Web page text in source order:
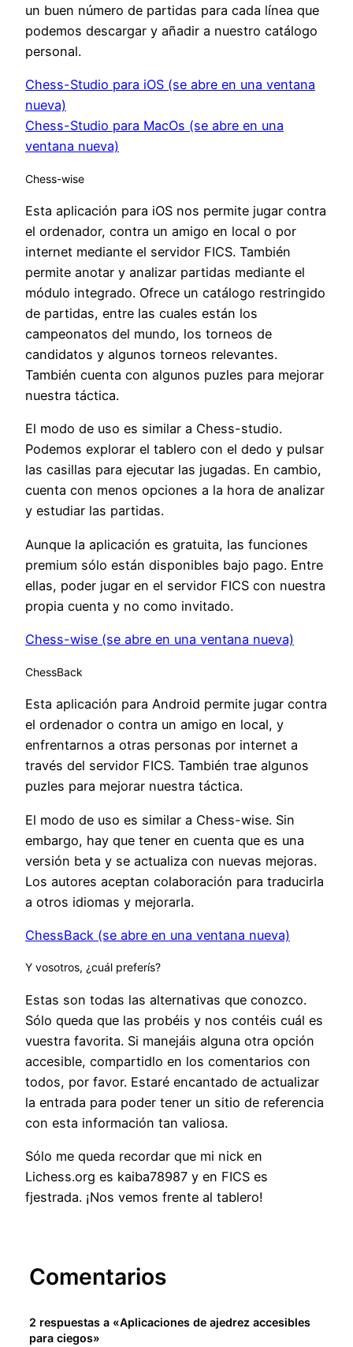
un buen número de partidas para cada línea que
podemos descargar y añadir a nuestro catálogo
personal.
Chess-Studio para iOS (se abre en una ventana
nueva)
Chess-Studio para MacOs (se abre en una
ventana nueva)
Chess-wise
Esta aplicación para iOS nos permite jugar contra
el ordenador, contra un amigo en local o por
internet mediante el servidor FICS. También
permite anotar y analizar partidas mediante el
módulo integrado. Ofrece un catálogo restringido
de partidas, entre las cuales están los
campeonatos del mundo, los torneos de
candidatos y algunos torneos relevantes.
También cuenta con algunos puzles para mejorar
nuestra táctica.
El modo de uso es similar a Chess-studio.
Podemos explorar el tablero con el dedo y pulsar
las casillas para ejecutar las jugadas. En cambio,
cuenta con menos opciones a la hora de analizar
y estudiar las partidas.
Aunque la aplicación es gratuita, las funciones
premium sólo están disponibles bajo pago. Entre
ellas, poder jugar en el servidor FICS con nuestra
propia cuenta y no como invitado.
Chess-wise (se abre en una ventana nueva)
ChessBack
Esta aplicación para Android permite jugar contra
el ordenador o contra un amigo en local, y
enfrentarnos a otras personas por internet a
través del servidor FICS. También trae algunos
puzles para mejorar nuestra táctica.
El modo de uso es similar a Chess-wise. Sin
embargo, hay que tener en cuenta que es una
versión beta y se actualiza con nuevas mejoras.
Los autores aceptan colaboración para traducirla
a otros idiomas y mejorarla.
ChessBack (se abre en una ventana nueva)
Y vosotros, ¿cuál preferís?
Estas son todas las alternativas que conozco.
Sólo queda que las probéis y nos contéis cuál es
vuestra favorita. Si manejáis alguna otra opción
accesible, compartidlo en los comentarios con
todos, por favor. Estaré encantado de actualizar
la entrada para poder tener un sitio de referencia
con esta información tan valiosa.
Sólo me queda recordar que mi nick en
Lichess.org es kaiba78987 y en FICS es
fjestrada. ¡Nos vemos frente al tablero!
Comentarios
2 respuestas a «Aplicaciones de ajedrez accesibles
para ciegos»